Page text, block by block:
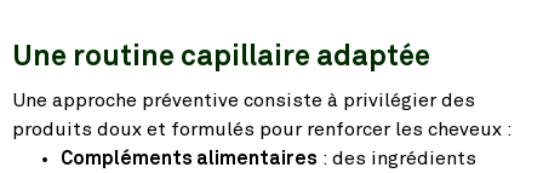
Une routine capillaire adaptée
Une approche préventive consiste à privilégier des
produits doux et formulés pour renforcer les cheveux :
Compléments alimentaires : des ingrédients